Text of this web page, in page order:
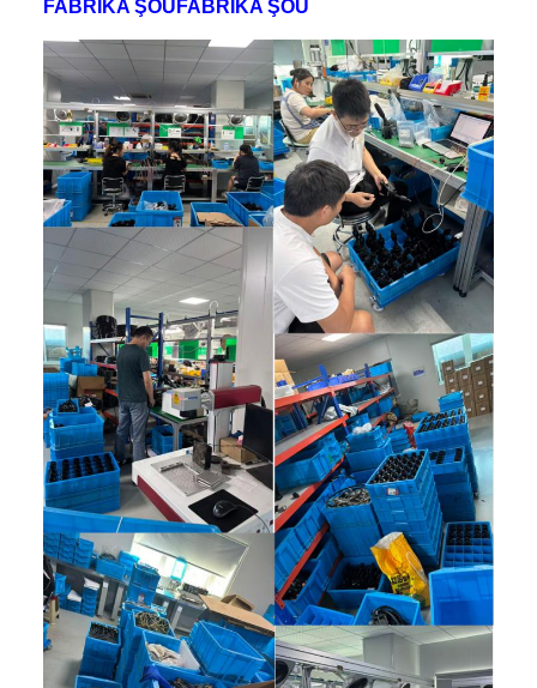
FABRİKA ŞOUFABRİKA ŞOU